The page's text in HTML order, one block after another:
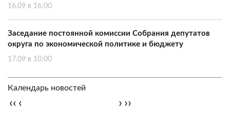
16.09 в 16:00
Заседание постоянной комиссии Собрания депутатов
округа по экономической политике и бюджету
17.09 в 10:00
Календарь новостей
‹‹ ‹ › ››